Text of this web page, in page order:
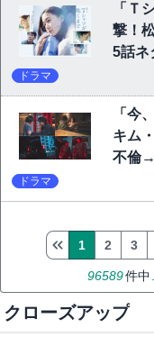
「Ｔ
撃！
5話ネ
ドラマ
「今
キム
不倫
ドラマ
96589件中
1 2 3
クローズアップ